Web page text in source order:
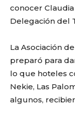
conocer
Delegación del
La Asociación
preparó para
lo que hoteles
Nekie, Las
algunos,